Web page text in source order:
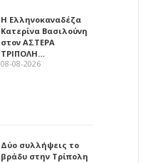
Η Ελληνοκαναδέζα
Κατερίνα Βασιλούνη
στον ΑΣΤΕΡΑ
ΤΡΙΠΟΛΗ…
08-08-2026
Δύο συλλήψεις το
βράδυ στην Τρίπολη